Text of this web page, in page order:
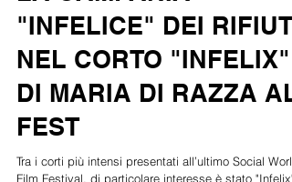
LA CAMPANIA
"INFELICE" DEI RIFIUTI
NEL CORTO "INFELIX"
DI MARIA DI RAZZA AL
FEST